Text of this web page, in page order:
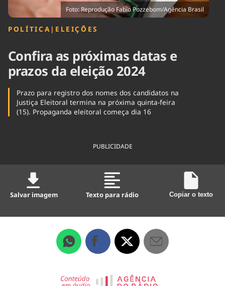
Foto: Reprodução Fabio Pozzebom/Agência Brasil
POLÍTICA | ELEIÇÕES
Confira as próximas datas e
prazos da eleição 2024
Prazo para registro dos nomes dos candidatos na
Justiça Eleitoral termina na próxima quinta-feira
(15). Propaganda eleitoral começa dia 16
PUBLICIDADE
Salvar imagem Texto para rádio Copiar o texto